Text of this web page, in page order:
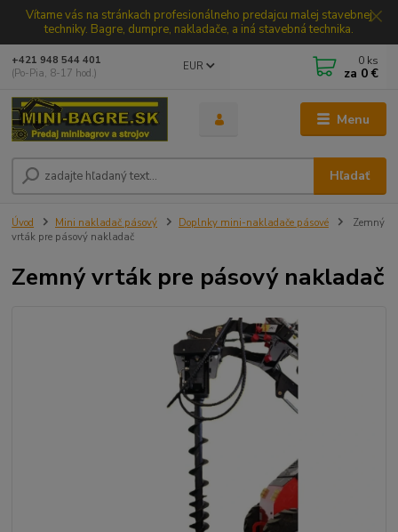
Vítame vás na stránkach profesionálneho predajcu malej stavebnej
techniky. Bagre, dumpre, nakladače, a iná stavebná technika.
Menu
EUR
Hľadať
+421 948 544 401
(Po-Pia, 8-17 hod.)
0 ks
za 0 €
Úvod Mini nakladač pásový Doplnky mini-nakladače pásové
Zemný
vrták pre pásový nakladač
Zemný vrták pre pásový nakladač